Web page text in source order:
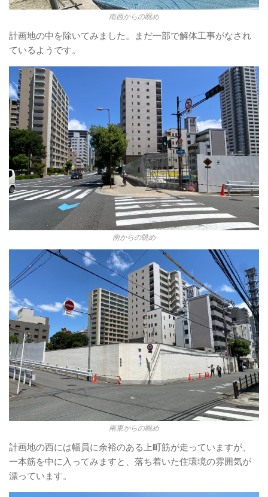
南西からの眺め
計画地の中を除いてみました。まだ一部で解体工事がなされ
ているようです。
南からの眺め
南東からの眺め
計画地の西には幅員に余裕のある上町筋が走っていますが、
一本筋を中に入ってみますと、落ち着いた住環境の雰囲気が
漂っています。